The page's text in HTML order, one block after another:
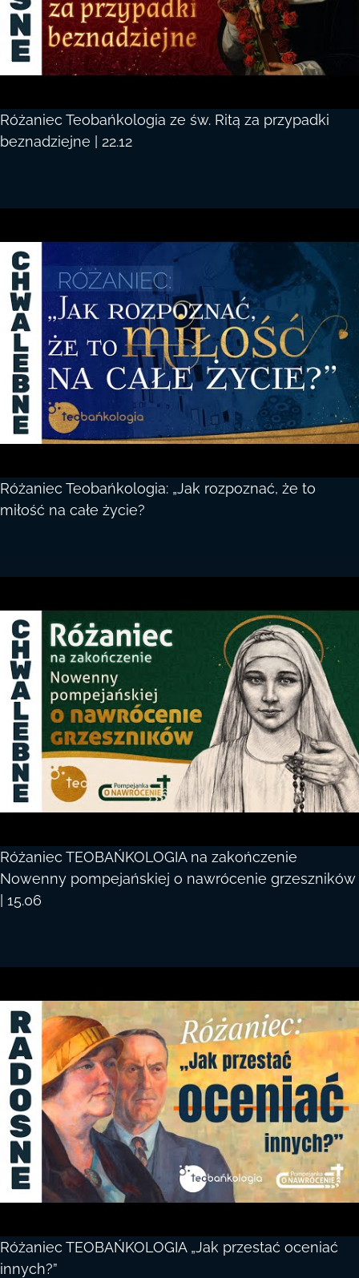
Różaniec Teobańkologia ze św. Ritą za przypadki
beznadziejne | 22.12
Różaniec Teobańkologia: „Jak rozpoznać, że to
miłość na całe życie?
Różaniec TEOBAŃKOLOGIA na zakończenie
Nowenny pompejańskiej o nawrócenie grzeszników
| 15.06
Różaniec TEOBAŃKOLOGIA „Jak przestać oceniać
innych?”